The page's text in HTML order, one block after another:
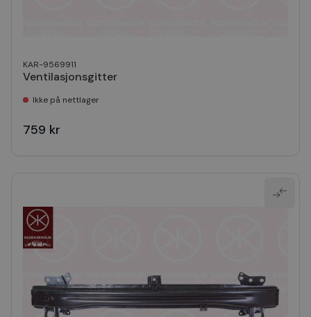
KAR-9569911
Ventilasjonsgitter
Ikke på nettlager
759 kr